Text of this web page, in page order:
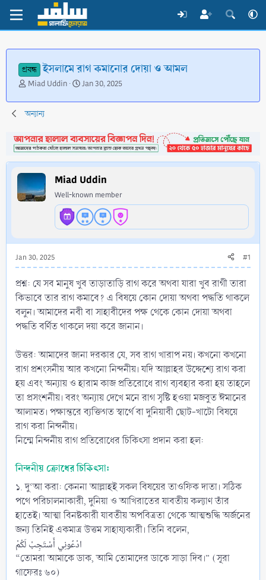
প্রবন্ধ ইসলামে রাগ কমানোর দোয়া ও আমল
T
r
e
d
s
t
a
r
t
Miad Uddin
S
a
d
a
t
e
Jan 30, 2025
অন্যান্য
Miad Uddin
Well-known member
Jan 30, 2025 #1
প্রশ্ন: যে সব মানুষ খুব তাড়াতাড়ি রাগ করে অথবা যারা খুব রাগী তারা
কিভাবে তার রাগ কমাবে? এ বিষয়ে কোন দোয়া অথবা পদ্ধতি থাকলে
বলুন। আমাদের নবী বা সাহাবীদের পক্ষ থেকে কোন দোয়া অথবা
পদ্ধতি বর্ণিত থাকলে দয়া করে জানান।
উত্তর: আমাদের জানা দরকার যে, সব রাগ খারাপ নয়। কখনো কখনো
রাগ প্রশংসনীয় আর কখনো নিন্দনীয়। যদি আল্লাহর উদ্দেশ্যে রাগ করা
হয় এবং অন্যায় ও হারাম কাজ প্রতিরোধে রাগ ব্যবহার করা হয় তাহলে
তা প্রসংশনীয়। বরং অন্যায় দেখে মনে রাগ সৃষ্টি হওয়া মজবুত ঈমানের
আলামত। পক্ষান্তরে ব্যক্তিগত স্বার্থে বা দুনিয়াবী ছোট-খাটো বিষয়ে
রাগ করা নিন্দনীয়।
নিন্মে নিন্দনীয় রাগ প্রতিরোধের চিকিৎসা প্রদান করা হল:
নিন্দনীয় ক্রোধের চিকিৎসা:
১. দু‘আ করা: কেননা আল্লাহই সকল বিষয়ের তাওফিক দাতা। সঠিক
পথে পরিচালনাকারী, দুনিয়া ও আখিরাতের যাবতীয় কল্যাণ তাঁর
হাতেই। আত্মা বিনষ্টকারী যাবতীয় অপবিত্রতা থেকে আত্মশুদ্ধি অর্জনের
জন্য তিনিই একমাত্র উত্তম সাহায্যকারী। তিনি বলেন,
ادْعُونِي أَسْتَجِبْ لَكُمْ
“তোমরা আমাকে ডাক, আমি তোমাদের ডাকে সাড়া দিব।” (সূরা
গাফেরঃ ৬০)